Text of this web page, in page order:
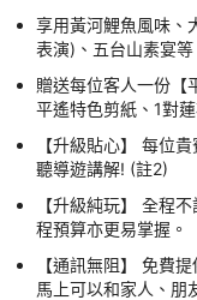
享用黃河鯉魚風味、
表演)、五台山素宴等
贈送每位客人一份【
平遙特色剪紙、1對
【升級貼心】 每位
聽導遊講解! (註2)
【升級純玩】 全程
程預算亦更易掌握。
【通訊無阻】 免費
馬上可以和家人、朋